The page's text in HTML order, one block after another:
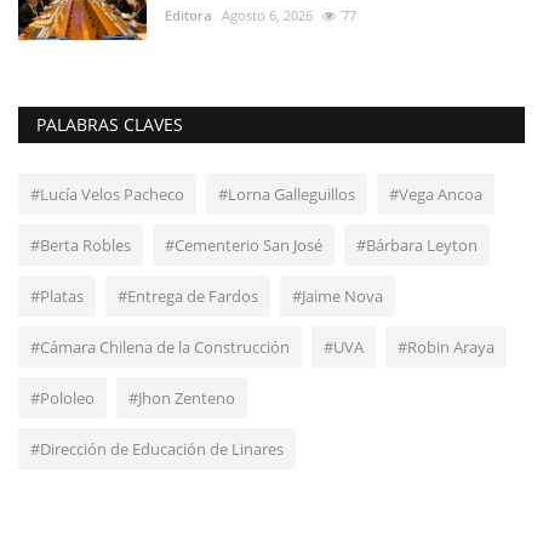
Editora Agosto 6, 2026 77
PALABRAS CLAVES
#Lucía Velos Pacheco #Lorna Galleguillos #Vega Ancoa
#Berta Robles #Cementerio San José #Bárbara Leyton
#Platas #Entrega de Fardos #Jaime Nova
#Cámara Chilena de la Construcción #UVA #Robin Araya
#Pololeo #Jhon Zenteno
#Dirección de Educación de Linares